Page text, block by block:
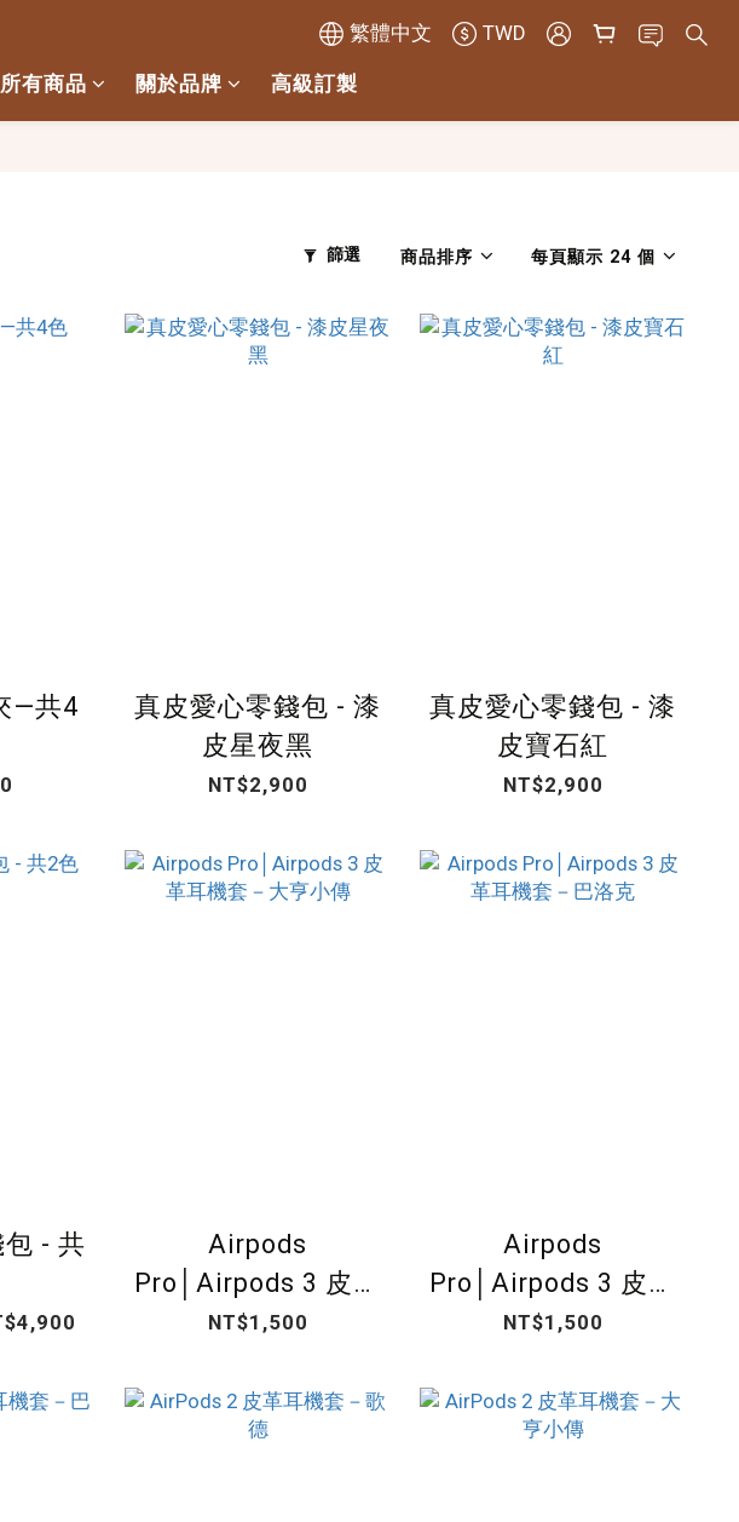
繁體中文 TWD
所有商品 關於品牌 高級訂製
篩選 商品排序 每頁顯示 24 個
—共4
真皮愛心零錢包 - 漆
皮星夜黑
NT$2,900
真皮愛心零錢包 - 漆
皮寶石紅
NT$2,900
- 共
Airpods
Pro│Airpods 3 皮革
耳機套－大亨小傳
NT$1,500
Airpods
Pro│Airpods 3 皮革
耳機套－巴洛克
NT$1,500